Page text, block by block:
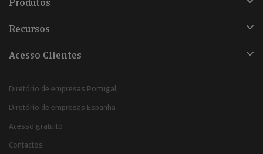
Produtos
Recursos
Acesso Clientes
Diretório de empresas Portugal
Diretório de empresas Espanha
Acesso gratuito
Contactos